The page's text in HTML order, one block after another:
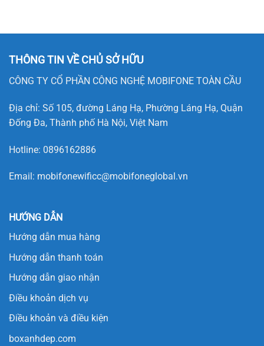
THÔNG TIN VỀ CHỦ SỞ HỮU
CÔNG TY CỔ PHẦN CÔNG NGHỆ MOBIFONE TOÀN CẦU
Địa chỉ: Số 105, đường Láng Hạ, Phường Láng Hạ, Quận
Đống Đa, Thành phố Hà Nội, Việt Nam
Hotline: 0896162886
Email: mobifonewificc@mobifoneglobal.vn
HƯỚNG DẪN
Hướng dẫn mua hàng
Hướng dẫn thanh toán
Hướng dẫn giao nhận
Điều khoản dịch vụ
Điều khoản và điều kiện
boxanhdep.com